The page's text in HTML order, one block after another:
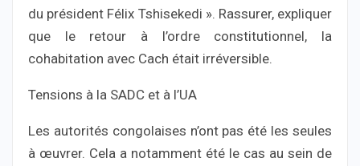
du président Félix Tshisekedi ». Rassurer, expliquer
que le retour à l’ordre constitutionnel, la
cohabitation avec Cach était irréversible.
Tensions à la SADC et à l’UA
Les autorités congolaises n’ont pas été les seules
à œuvrer. Cela a notamment été le cas au sein de